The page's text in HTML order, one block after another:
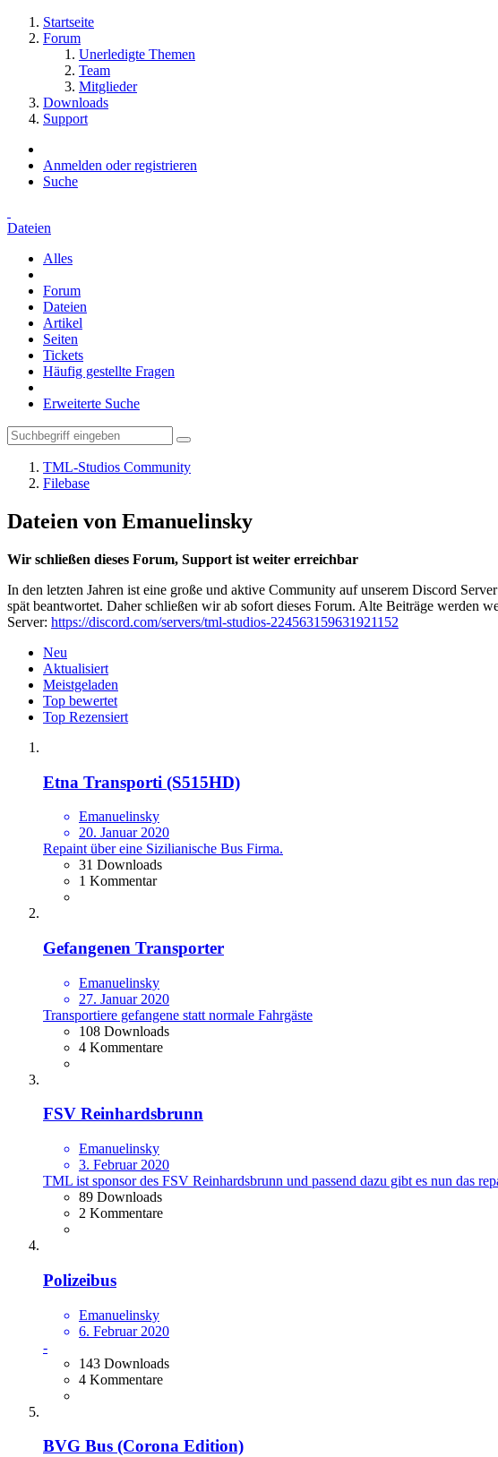
Startseite
Forum
Unerledigte Themen
Team
Mitglieder
Downloads
Support
Anmelden oder registrieren
Suche
Dateien
Alles
Forum
Dateien
Artikel
Seiten
Tickets
Häufig gestellte Fragen
Erweiterte Suche
TML-Studios Community
Filebase
Dateien von Emanuelinsky
Wir schließen dieses Forum, Support ist weiter erreichbar
In den letzten Jahren ist eine große und aktive Community auf unserem Discord
spät beantwortet. Daher schließen wir ab sofort dieses Forum. Alte Beiträge werden
Server: https://discord.com/servers/tml-studios-224563159631921152
Neu
Aktualisiert
Meistgeladen
Top bewertet
Top Rezensiert
Etna Transporti (S515HD)
Emanuelinsky
20. Januar 2020
Repaint über eine Sizilianische Bus Firma.
31 Downloads
1 Kommentar
Gefangenen Transporter
Emanuelinsky
27. Januar 2020
Transportiere gefangene statt normale Fahrgäste
108 Downloads
4 Kommentare
FSV Reinhardsbrunn
Emanuelinsky
3. Februar 2020
TML ist sponsor des FSV Reinhardsbrunn und passend dazu gibt es nun das
89 Downloads
2 Kommentare
Polizeibus
Emanuelinsky
6. Februar 2020
-
143 Downloads
4 Kommentare
BVG Bus (Corona Edition)